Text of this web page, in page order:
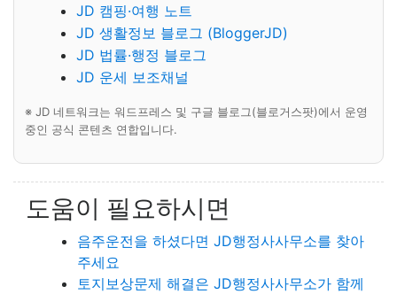
JD 캠핑·여행 노트
JD 생활정보 블로그 (BloggerJD)
JD 법률·행정 블로그
JD 운세 보조채널
※ JD 네트워크는 워드프레스 및 구글 블로그(블로거스팟)에서 운영
중인 공식 콘텐츠 연합입니다.
도움이 필요하시면
음주운전을 하셨다면 JD행정사사무소를 찾아
주세요
토지보상문제 해결은 JD행정사사무소가 함께